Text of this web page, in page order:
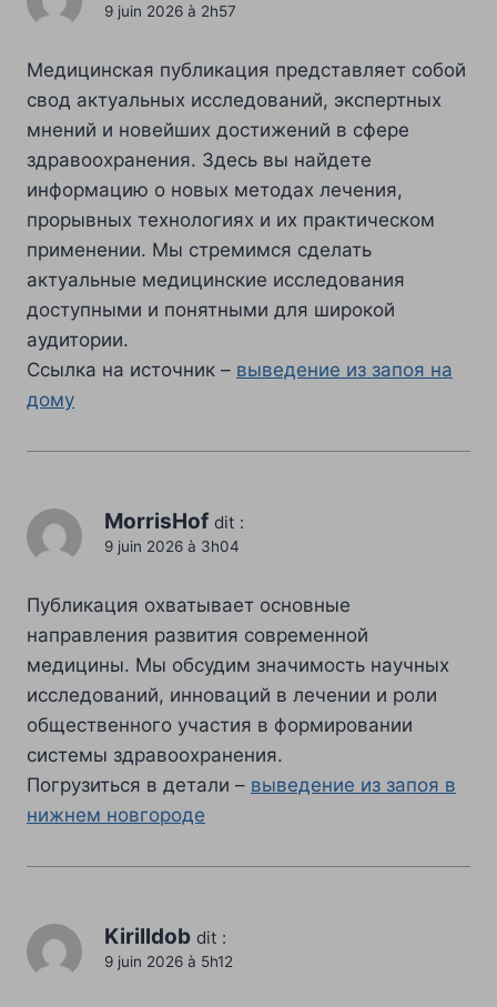
9 juin 2026 à 2h57
Медицинская публикация представляет собой
свод актуальных исследований, экспертных
мнений и новейших достижений в сфере
здравоохранения. Здесь вы найдете
информацию о новых методах лечения,
прорывных технологиях и их практическом
применении. Мы стремимся сделать
актуальные медицинские исследования
доступными и понятными для широкой
аудитории.
Ссылка на источник – выведение из запоя на
дому
MorrisHof dit :
9 juin 2026 à 3h04
Публикация охватывает основные
направления развития современной
медицины. Мы обсудим значимость научных
исследований, инноваций в лечении и роли
общественного участия в формировании
системы здравоохранения.
Погрузиться в детали – выведение из запоя в
нижнем новгороде
Kirilldob dit :
9 juin 2026 à 5h12